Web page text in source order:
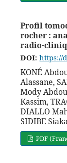
Profil
rocher :
radio-
DOI: https://
KONÉ
Alassane,
Mody
Kassim,
DIALLO
SIDIBE
PDF